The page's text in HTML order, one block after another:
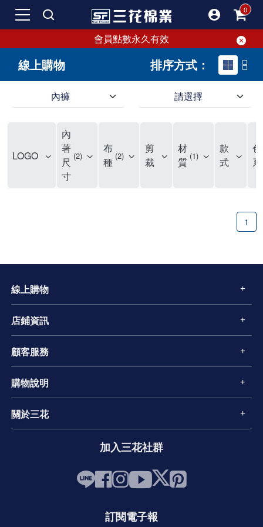
會員點數永久有效
線上購物 排序方式：
內褲 請選擇
LOGO
內
著
尺
寸
2
布
種 2
剪
裁
材
質 1
款
式
色
系
1
線上購物
店鋪資訊
顧客服務
購物說明
關於三花
加入三花社群
訂閱電子報